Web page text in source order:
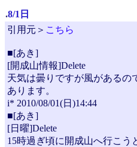
.8/1日
引用元＞ こちら
■[あき]
[開成山情報]Delete
天気は曇りですが風があるの
あります。
i* 2010/08/01(日)14:44
■[あき]
[日曜]Delete
15時過ぎ頃に開成山へ行こう